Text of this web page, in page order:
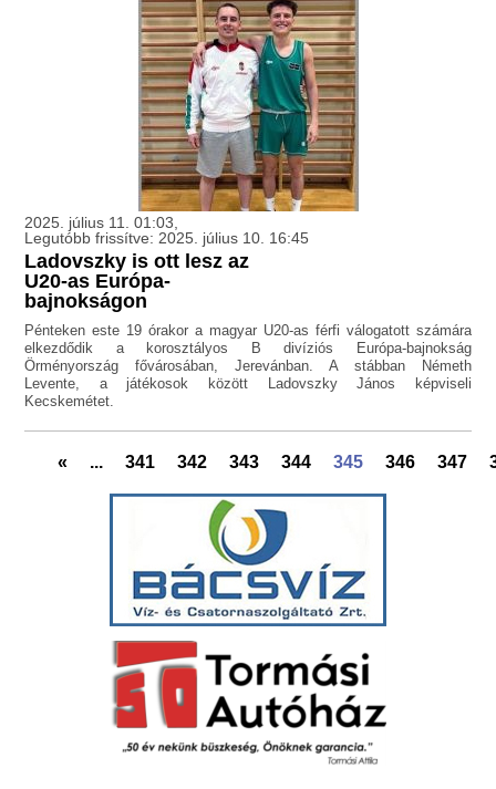
2025. július 11. 01:03,
Legutóbb frissítve: 2025. július 10. 16:45
Ladovszky is ott lesz az
U20-as Európa-
bajnokságon
Pénteken este 19 órakor a magyar U20-as férfi válogatott számára
elkezdődik a korosztályos B divíziós Európa-bajnokság
Örményország fővárosában, Jerevánban. A stábban Németh
Levente, a játékosok között Ladovszky János képviseli
Kecskemétet.
« ... 341 342 343 344 345 346 347